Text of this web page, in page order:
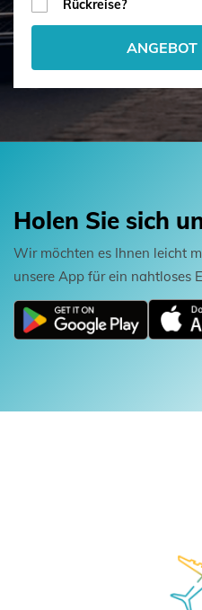
Rückreise?
ANGEBOT
Holen Sie sich
Wir möchten es Ihnen leicht
unsere App für ein nahtloses